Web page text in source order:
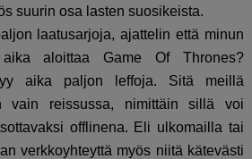
suurin osa lasten suosikeista.
laatusarjoja, ajattelin että minun
aloittaa Game Of Thrones?
aika paljon leffoja. Sitä meillä
vain reissussa, nimittäin sillä voi
offlinena. Eli ulkomailla tai
verkkoyhteyttä myös niitä kätevästi